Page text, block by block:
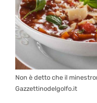
Non è detto che il
Gazzettinodelgolfo.it